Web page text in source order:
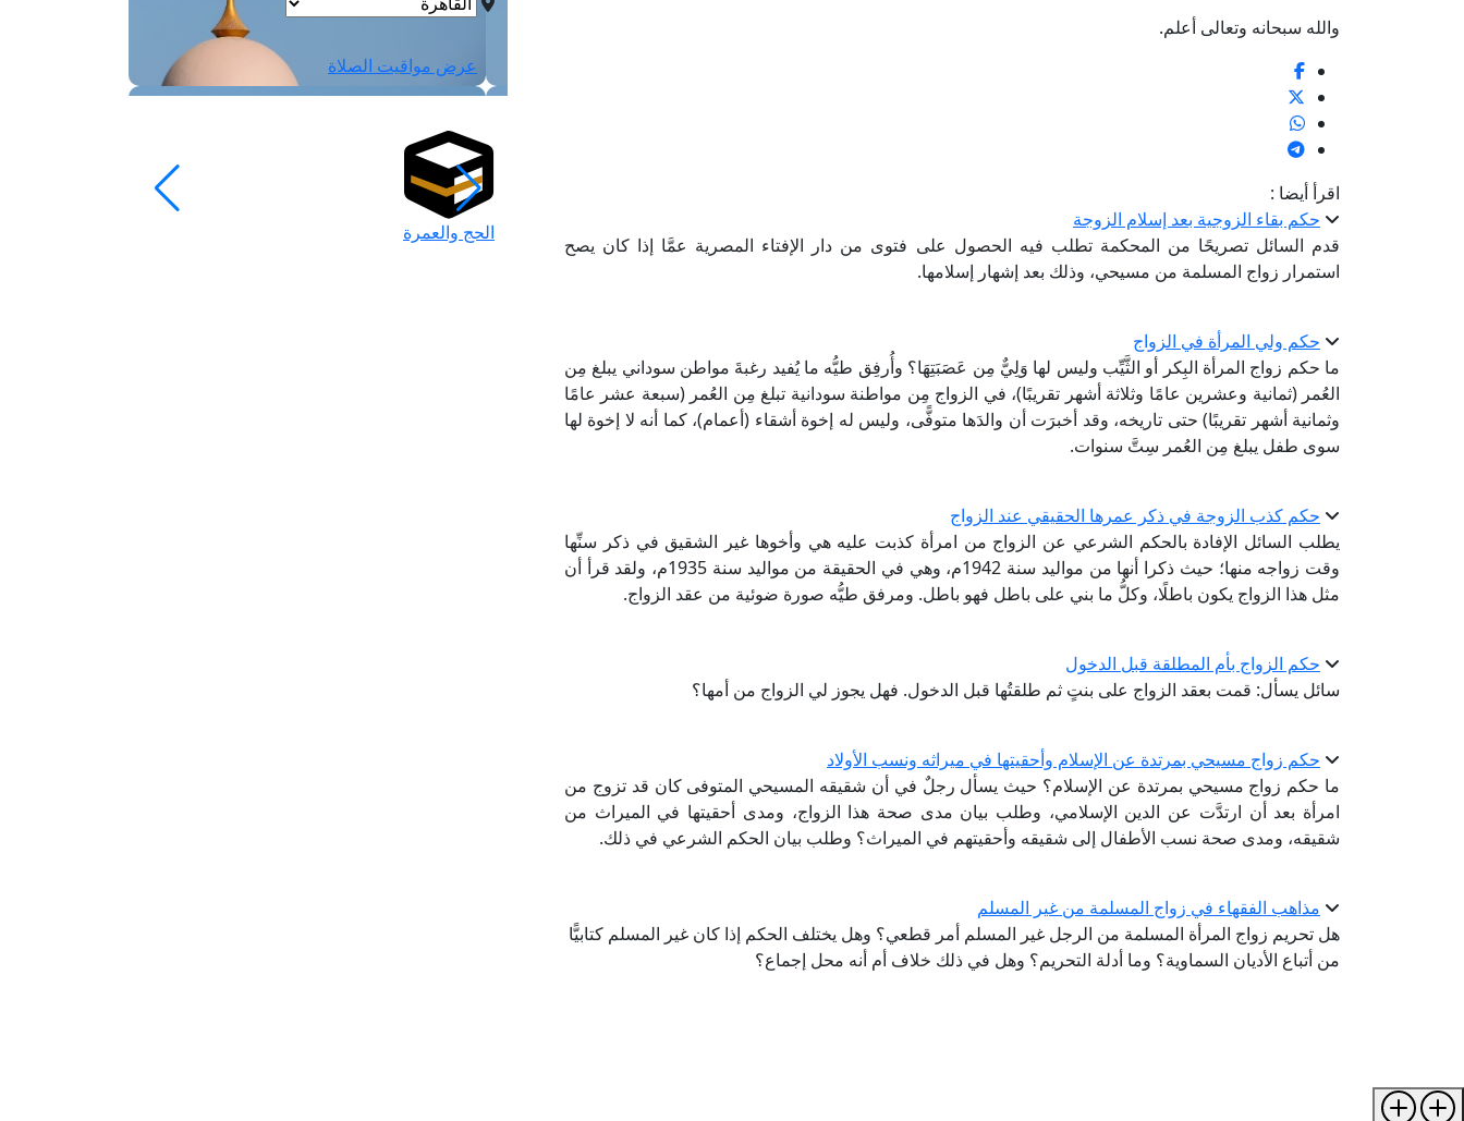
والله سبحانه وتعالى أعلم.
اقرأ أيضا :
حكم بقاء الزوجية بعد إسلام الزوجة
قدم السائل تصريحًا من المحكمة تطلب فيه الحصول على فتوى من دار الإفتاء المصرية عمَّا إذا كان يصح
استمرار زواج المسلمة من مسيحي، وذلك بعد إشهار إسلامها.
حكم ولي المرأة في الزواج
ما حكم زواج المرأة البِكر أو الثَّيِّب وليس لها وَلِيٌّ مِن عَصَبَتِهَا؟ وأُرفِق طيُّه ما يُفيد رغبةَ مواطن سوداني يبلغ مِن
العُمر (ثمانية وعشرين عامًا وثلاثة أشهر تقريبًا)، في الزواج مِن مواطنة سودانية تبلغ مِن العُمر (سبعة عشر عامًا
وثمانية أشهر تقريبًا) حتى تاريخه، وقد أخبرَت أن والدَها متوفًّى، وليس له إخوة أشقاء (أعمام)، كما أنه لا إخوة لها
سوى طفل يبلغ مِن العُمر سِتَّ سنوات.
حكم كذب الزوجة في ذكر عمرها الحقيقي عند الزواج
يطلب السائل الإفادة بالحكم الشرعي عن الزواج من امرأة كذبت عليه هي وأخوها غير الشقيق في ذكر سنِّها
وقت زواجه منها؛ حيث ذكرا أنها من مواليد سنة 1942م، وهي في الحقيقة من مواليد سنة 1935م، ولقد قرأ أن
مثل هذا الزواج يكون باطلًا، وكلُّ ما بني على باطل فهو باطل. ومرفق طيُّه صورة ضوئية من عقد الزواج.
حكم الزواج بأم المطلقة قبل الدخول
سائل يسأل: قمت بعقد الزواج على بنتٍ ثم طلقتُها قبل الدخول. فهل يجوز لي الزواج من أمها؟
حكم زواج مسيحي بمرتدة عن الإسلام وأحقيتها في ميراثه ونسب الأولاد
ما حكم زواج مسيحي بمرتدة عن الإسلام؟ حيث يسأل رجلٌ في أن شقيقه المسيحي المتوفى كان قد تزوج من
امرأة بعد أن ارتدَّت عن الدين الإسلامي، وطلب بيان مدى صحة هذا الزواج، ومدى أحقيتها في الميراث من
شقيقه، ومدى صحة نسب الأطفال إلى شقيقه وأحقيتهم في الميراث؟ وطلب بيان الحكم الشرعي في ذلك.
مذاهب الفقهاء في زواج المسلمة من غير المسلم
هل تحريم زواج المرأة المسلمة من الرجل غير المسلم أمر قطعي؟ وهل يختلف الحكم إذا كان غير المسلم كتابيًّا
من أتباع الأديان السماوية؟ وما أدلة التحريم؟ وهل في ذلك خلاف أم أنه محل إجماع؟
عرض مواقيت الصلاة
الحج والعمرة